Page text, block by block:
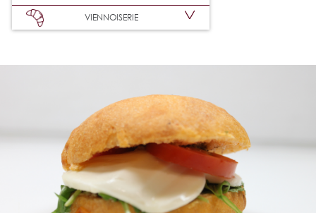
VIENNOISERIE